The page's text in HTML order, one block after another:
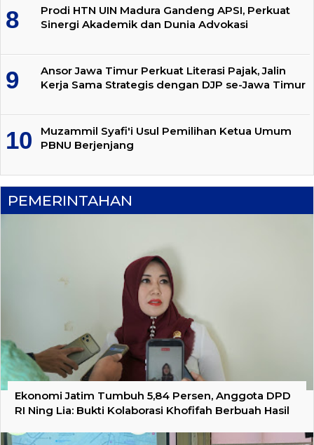
Prodi HTN UIN Madura Gandeng APSI, Perkuat
Sinergi Akademik dan Dunia Advokasi
Ansor Jawa Timur Perkuat Literasi Pajak, Jalin
Kerja Sama Strategis dengan DJP se-Jawa Timur
Muzammil Syafi'i Usul Pemilihan Ketua Umum
PBNU Berjenjang
PEMERINTAHAN
Ekonomi Jatim Tumbuh 5,84 Persen, Anggota DPD
RI Ning Lia: Bukti Kolaborasi Khofifah Berbuah Hasil